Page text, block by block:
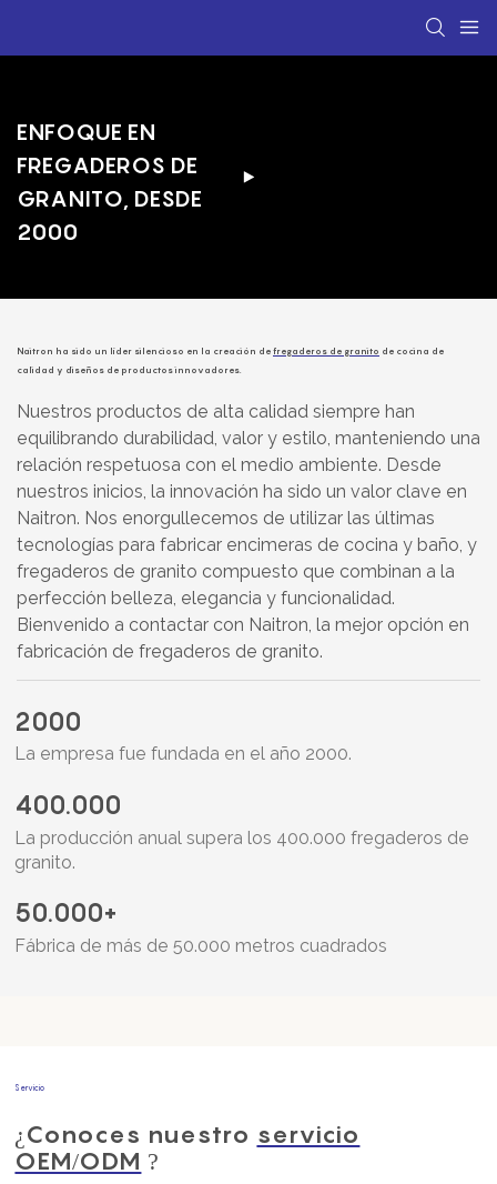
ENFOQUE EN
FREGADEROS DE
GRANITO, DESDE
2000
Naitron ha sido un líder silencioso en la creación de fregaderos de granito de cocina de
calidad y diseños de productos innovadores.
Nuestros productos de alta calidad siempre han
equilibrando durabilidad, valor y estilo, manteniendo una
relación respetuosa con el medio ambiente. Desde
nuestros inicios, la innovación ha sido un valor clave en
Naitron. Nos enorgullecemos de utilizar las últimas
tecnologías para fabricar encimeras de cocina y baño, y
fregaderos de granito compuesto que combinan a la
perfección belleza, elegancia y funcionalidad.
Bienvenido a contactar con Naitron, la mejor opción en
fabricación de fregaderos de granito.
2000
La empresa fue fundada en el año 2000.
400.000
La producción anual supera los 400.000 fregaderos de
granito.
50.000+
Fábrica de más de 50.000 metros cuadrados
Servicio
¿Conoces nuestro servicio
OEM/ODM ?